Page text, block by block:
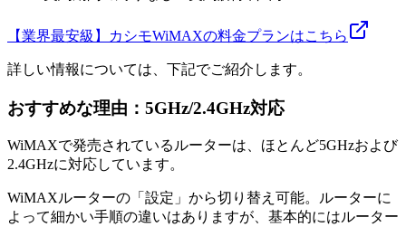
【業界最安級】カシモWiMAXの料金プランはこちら
詳しい情報については、下記でご紹介します。
おすすめな理由：5GHz/2.4GHz対応
WiMAXで発売されているルーターは、ほとんど5GHzおよび
2.4GHzに対応しています。
WiMAXルーターの「設定」から切り替え可能。ルーターに
よって細かい手順の違いはありますが、基本的にはルーター